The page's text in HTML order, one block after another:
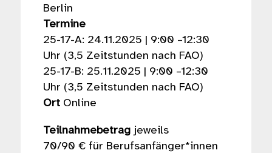
Berlin
Termine
25-17-A: 24.11.2025 | 9:00 –12:30
Uhr (3,5 Zeitstunden nach FAO)
25-17-B: 25.11.2025 | 9:00 –12:30
Uhr (3,5 Zeitstunden nach FAO)
Ort Online
Teilnahmebetrag jeweils
70/90 € für Berufsanfänger*innen